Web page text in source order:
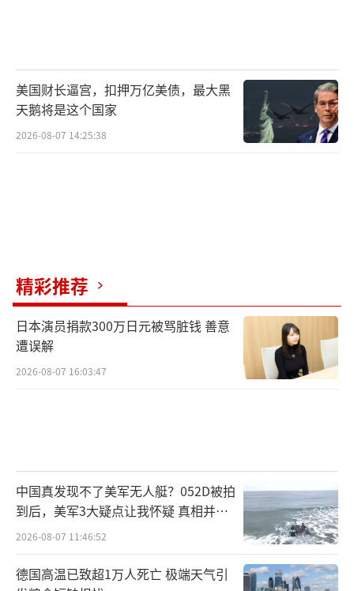
美国财长逼宫，扣押万亿美债，最大黑
天鹅将是这个国家
2026-08-07 14:25:38
精彩推荐
日本演员捐款300万日元被骂脏钱 善意
遭误解
2026-08-07 16:03:47
中国真发现不了美军无人艇？052D被拍
到后，美军3大疑点让我怀疑 真相并非
如此
2026-08-07 11:46:52
德国高温已致超1万人死亡 极端天气引